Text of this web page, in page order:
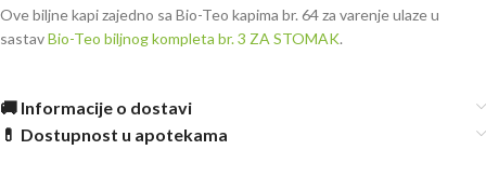
Ove biljne kapi zajedno sa Bio-Teo kapima br. 64 za varenje ulaze u
sastavBio-Teo biljnog kompleta br. 3 ZA STOMAK.
🚚 Informacije o dostavi
💊 Dostupnost u apotekama